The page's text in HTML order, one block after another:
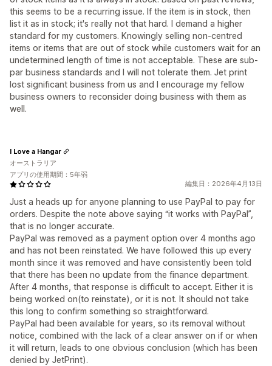
this seems to be a recurring issue. If the item is in stock, then
list it as in stock; it's really not that hard. I demand a higher
standard for my customers. Knowingly selling non-centred
items or items that are out of stock while customers wait for an
undetermined length of time is not acceptable. These are sub-
par business standards and I will not tolerate them. Jet print
lost significant business from us and I encourage my fellow
business owners to reconsider doing business with them as
well.
編集日：2026年4月13日
Just a heads up for anyone planning to use PayPal to pay for
orders. Despite the note above saying “it works with PayPal”,
that is no longer accurate.
PayPal was removed as a payment option over 4 months ago
and has not been reinstated. We have followed this up every
month since it was removed and have consistently been told
that there has been no update from the finance department.
After 4 months, that response is difficult to accept. Either it is
being worked on(to reinstate), or it is not. It should not take
this long to confirm something so straightforward.
PayPal had been available for years, so its removal without
notice, combined with the lack of a clear answer on if or when
it will return, leads to one obvious conclusion (which has been
denied by JetPrint).
I Love a Hangar
オーストラリア
アプリの使用期間：5年弱